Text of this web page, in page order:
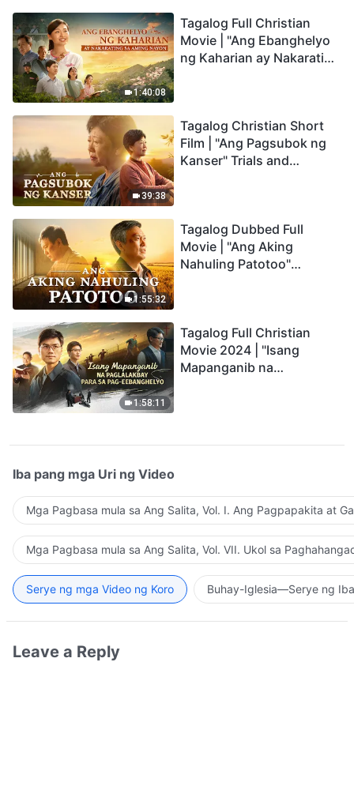
Sangkatauhan?
1:40:08
Tagalog Full Christian
Movie | "Ang Ebanghelyo
ng Kaharian ay Nakarating
39:38
Tagalog Christian Short
Film | "Ang Pagsubok ng
Kanser" Trials and
1:55:32
Tagalog Dubbed Full
Movie | "Ang Aking
Nahuling Patotoo"
1:58:11
Tagalog Full Christian
Movie 2024 | "Isang
Mapanganib na
Iba pang mga Uri ng Video
Mga Pagbasa mula sa Ang Salita, Vol. I. Ang Pagpapakita at
Mga Pagbasa mula sa Ang Salita, Vol. VII. Ukol sa
Serye ng mga Video ng Koro Buhay-Iglesia—Serye ng
Leave a Reply